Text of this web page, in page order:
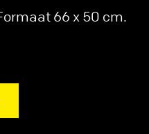
66 x 50 cm.